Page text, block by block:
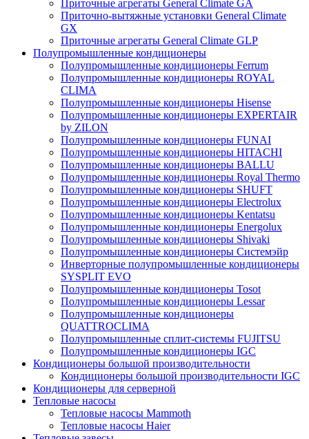
Приточные агрегаты General Climate GA
Приточно-вытяжные установки General Climate
GX
Приточные агрегаты General Climate GLP
Полупромышленные кондиционеры
Полупромышленные кондиционеры Ferrum
Полупромышленные кондиционеры ROYAL
CLIMA
Полупромышленные кондиционеры Hisense
Полупромышленные кондиционеры EXPERTAIR
by ZILON
Полупромышленные кондиционеры FUNAI
Полупромышленные кондиционеры HITACHI
Полупромышленные кондиционеры BALLU
Полупромышленные кондиционеры Royal Thermo
Полупромышленные кондиционеры SHUFT
Полупромышленные кондиционеры Electrolux
Полупромышленные кондиционеры Kentatsu
Полупромышленные кондиционеры Energolux
Полупромышленные кондиционеры Shivaki
Полупромышленные кондиционеры Системэйр
Инверторные полупромышленные кондиционеры
SYSPLIT EVO
Полупромышленные кондиционеры Tosot
Полупромышленные кондиционеры Lessar
Полупромышленные кондиционеры
QUATTROCLIMA
Полупромышленные сплит-системы FUJITSU
Полупромышленные кондиционеры IGC
Кондиционеры большой производительности
Кондиционеры большой производительности IGC
Кондиционеры для серверной
Тепловые насосы
Тепловые насосы Mammoth
Тепловые насосы Haier